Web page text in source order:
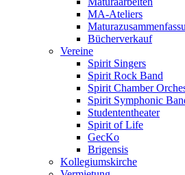
MA-Ateliers
Bücherverkauf
Vereine
Spirit Singers
Spirit Rock Band
Spirit Chamber
Spirit Symphonic
Studententheater
Spirit of Life
GecKo
Brigensis
Kollegiumskirche